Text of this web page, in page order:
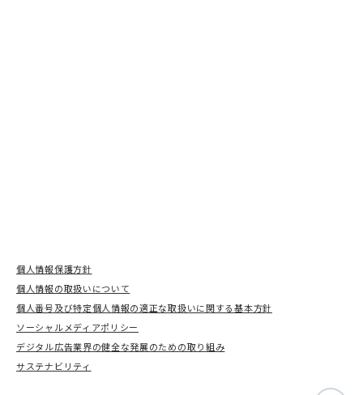
個人情報保護方針
個人情報の取扱いについて
個人番号及び特定個人情報の適正な取扱いに関する基本方針
ソーシャルメディアポリシー
デジタル広告業界の健全な発展のための取り組み
サステナビリティ